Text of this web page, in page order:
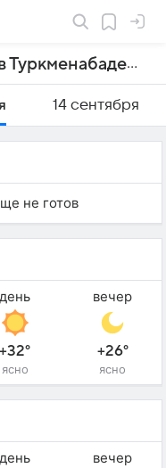
Погода на 13 сентября в Туркменабаде
14 сентября
не готов
день
+32°
ясно
вечер
+26°
ясно
день вечер